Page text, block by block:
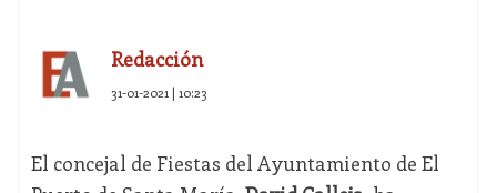
Redacción
31-01-2021 | 10:23
El concejal de Fiestas del Ayuntamiento de El